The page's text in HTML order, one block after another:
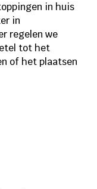
in huis
in
regelen we
tot het
of het plaatsen